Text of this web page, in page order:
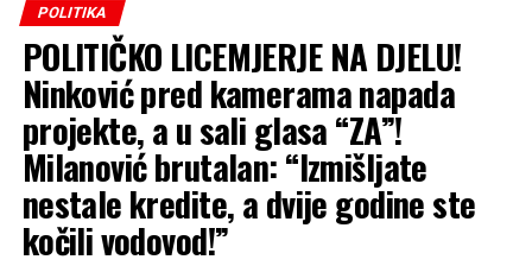
POLITIKA
POLITIČKO LICEMJERJE NA DJELU!
Ninković pred kamerama napada
projekte, a u sali glasa “ZA”!
Milanović brutalan: “Izmišljate
nestale kredite, a dvije godine ste
kočili vodovod!”